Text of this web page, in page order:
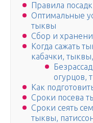
Правила
Оптимальные
тыквы
Сбор и
Когда сажать
кабачки,
огурцов,
Как
Сроки посева
Сроки сеять
тыквы,